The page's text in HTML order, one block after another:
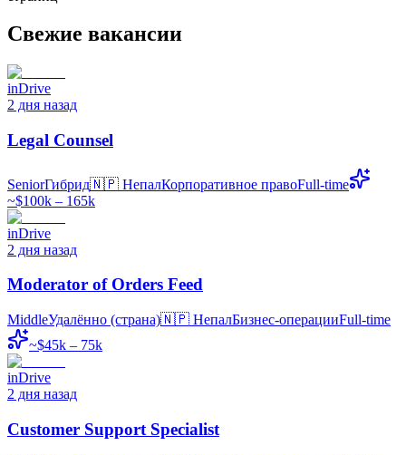
Свежие вакансии
inDrive
2 дня назад
Legal Counsel
SeniorГибрид🇳🇵 НепалКорпоративное правоFull-time
~$100k – 165k
inDrive
2 дня назад
Moderator of Orders Feed
MiddleУдалённо (страна)🇳🇵 НепалБизнес-операцииFull-time
~$45k – 75k
inDrive
2 дня назад
Customer Support Specialist